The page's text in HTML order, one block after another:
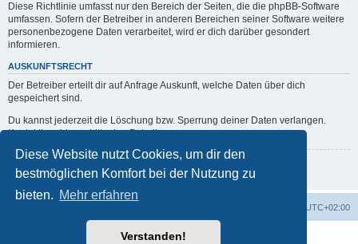
Diese Website nutzt Cookies, um dir den
bestmöglichen Komfort bei der Nutzung zu
bieten. Mehr erfahren
Verstanden!
Diese Richtlinie umfasst nur den Bereich der Seiten, die die phpBB-Software
umfassen. Sofern der Betreiber in anderen Bereichen seiner Software weitere
personenbezogene Daten verarbeitet, wird er dich darüber gesondert
informieren.
AUSKUNFTSRECHT
Der Betreiber erteilt dir auf Anfrage Auskunft, welche Daten über dich
gespeichert sind.
Du kannst jederzeit die Löschung bzw. Sperrung deiner Daten verlangen.
Kontaktiere hierzu bitte den Betreiber.
Zurück zur vorherigen Seite
UTC+02:00
Powered byphpBB® Forum Software © phpBB Limited